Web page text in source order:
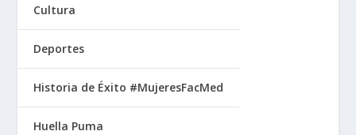
Cultura
Deportes
Historia de Éxito #MujeresFacMed
Huella Puma